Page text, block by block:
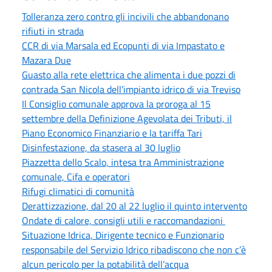
Tolleranza zero contro gli incivili che abbandonano
rifiuti in strada
CCR di via Marsala ed Ecopunti di via Impastato e
Mazara Due
Guasto alla rete elettrica che alimenta i due pozzi di
contrada San Nicola dell'impianto idrico di via Treviso
Il Consiglio comunale approva la proroga al 15
settembre della Definizione Agevolata dei Tributi, il
Piano Economico Finanziario e la tariffa Tari
Disinfestazione, da stasera al 30 luglio
Piazzetta dello Scalo, intesa tra Amministrazione
comunale, Cifa e operatori
Rifugi climatici di comunità
Derattizzazione, dal 20 al 22 luglio il quinto intervento
Ondate di calore, consigli utili e raccomandazioni
Situazione Idrica, Dirigente tecnico e Funzionario
responsabile del Servizio Idrico ribadiscono che non c’è
alcun pericolo per la potabilità dell’acqua